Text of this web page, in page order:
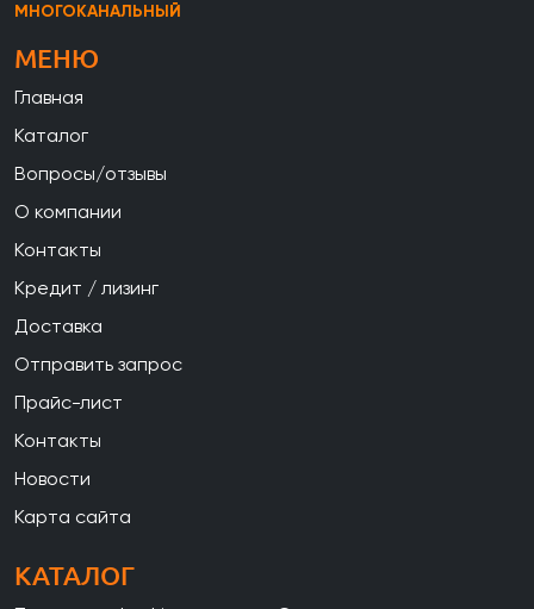
МНОГОКАНАЛЬНЫЙ
МЕНЮ
Главная
Каталог
Вопросы/отзывы
О компании
Контакты
Кредит / лизинг
Доставка
Отправить запрос
Прайс-лист
Контакты
Новости
Карта сайта
КАТАЛОГ